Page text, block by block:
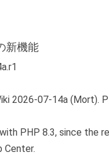
新機能
2026-07-14a (Mort).
PHP 8.3, since the
Center.